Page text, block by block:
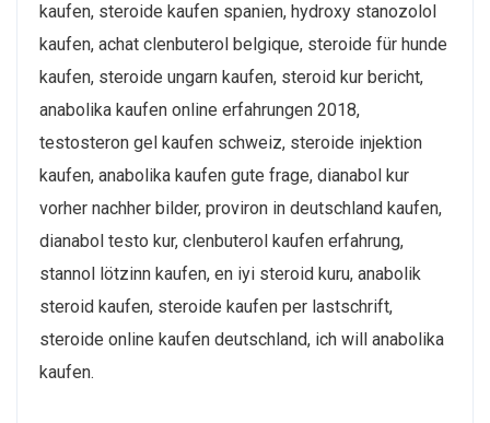
kaufen, steroide kaufen spanien, hydroxy stanozolol
kaufen, achat clenbuterol belgique, steroide für hunde
kaufen, steroide ungarn kaufen, steroid kur bericht,
anabolika kaufen online erfahrungen 2018,
testosteron gel kaufen schweiz, steroide injektion
kaufen, anabolika kaufen gute frage, dianabol kur
vorher nachher bilder, proviron in deutschland kaufen,
dianabol testo kur, clenbuterol kaufen erfahrung,
stannol lötzinn kaufen, en iyi steroid kuru, anabolik
steroid kaufen, steroide kaufen per lastschrift,
steroide online kaufen deutschland, ich will anabolika
kaufen.